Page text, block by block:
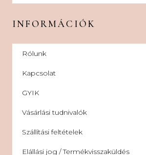
INFORMÁCIÓK
Rólunk
Kapcsolat
GYIK
Vásárlási tudnivalók
Szállítási feltételek
Elállási jog / Termékvisszaküldés